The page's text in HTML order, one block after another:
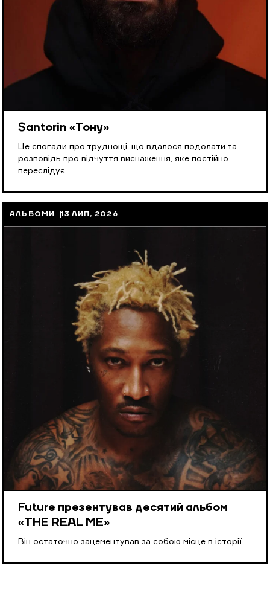
Santorin «Тону»
Це спогади про труднощі, що вдалося подолати та
розповідь про відчуття виснаження, яке постійно
переслідує.
АЛЬБОМИ 13 ЛИП, 2026
Future презентував десятий альбом
«THE REAL ME»
Він остаточно зацементував за собою місце в історії.